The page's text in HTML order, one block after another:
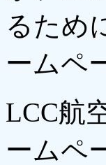
るため
ームペ
LCC航
ームペ